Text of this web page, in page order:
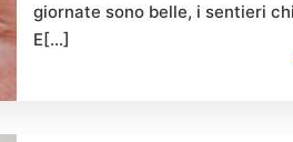
giornate sono belle, i sentieri
E[…]